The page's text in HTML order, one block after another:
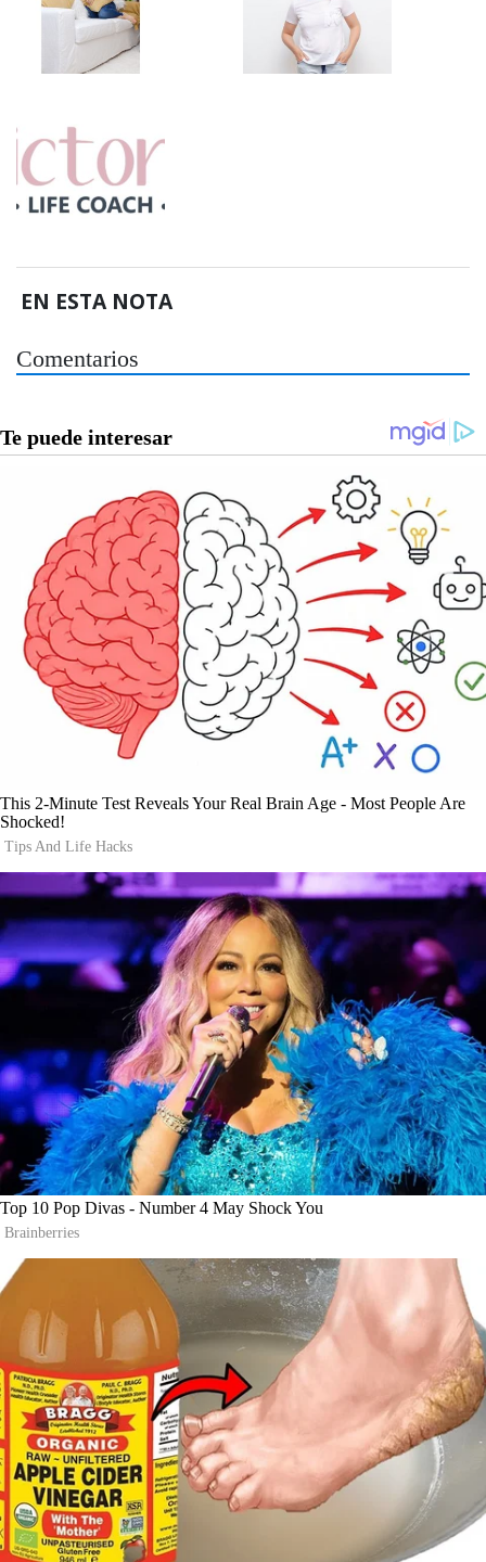
EN ESTA NOTA
Comentarios